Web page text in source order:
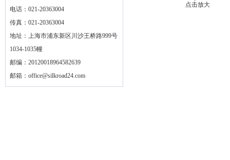
电话：021-20363004
传真：021-20363004
地址：上海市浦东新区川沙王桥路999号
1034-1035幢
邮编：20120018964582639
邮箱： office@silkroad24.com
点击放大